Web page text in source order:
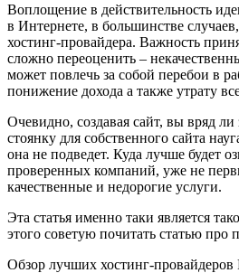
Воплощение в действительность
в Интернете, в большинстве
хостинг-провайдера. Важность
сложно переоценить –
может повлечь за собой перебои в
понижение дохода а также утрату
Очевидно, создавая сайт, вы вряд ли
стоянку для собственного сайта
она не подведет. Куда лучше будет
проверенных компаний, уже не
качественные и недорогие услуги.
Эта статья именно таки является
этого советую почитать статью про
Обзор лучших хостинг-провайдеров